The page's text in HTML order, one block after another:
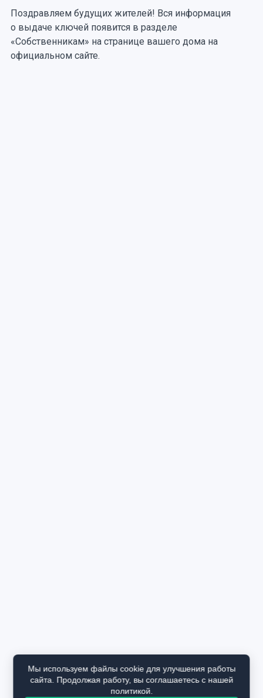
Поздравляем будущих жителей! Вся информация
о выдаче ключей появится в разделе
«Собственникам» на странице вашего дома на
официальном сайте.
Мы используем файлы cookie для улучшения работы
сайта. Продолжая работу, вы соглашаетесь с нашей
политикой.